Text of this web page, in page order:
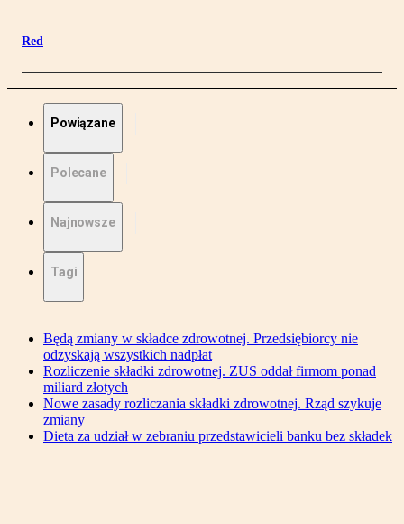
Red
Powiązane
Polecane
Najnowsze
Tagi
Będą zmiany w składce zdrowotnej. Przedsiębiorcy nie
odzyskają wszystkich nadpłat
Rozliczenie składki zdrowotnej. ZUS oddał firmom ponad
miliard złotych
Nowe zasady rozliczania składki zdrowotnej. Rząd szykuje
zmiany
Dieta za udział w zebraniu przedstawicieli banku bez składek